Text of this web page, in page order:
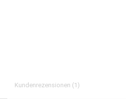
Kundenrezensionen (1)